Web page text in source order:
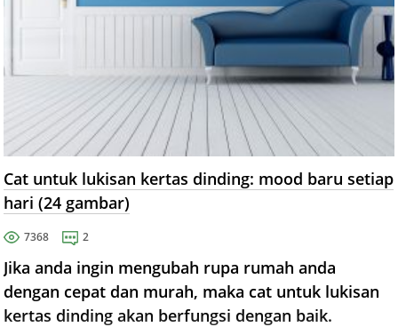
Cat untuk lukisan kertas dinding: mood baru setiap
hari (24 gambar)
7368 2
Jika anda ingin mengubah rupa rumah anda
dengan cepat dan murah, maka cat untuk lukisan
kertas dinding akan berfungsi dengan baik.